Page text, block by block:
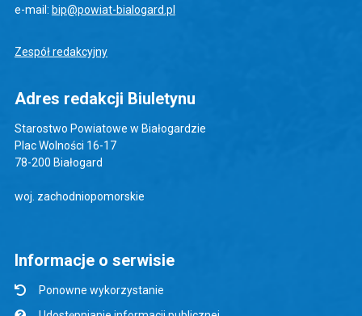
e-mail: bip@powiat-bialogard.pl
Zespół redakcyjny
Adres redakcji Biuletynu
Starostwo Powiatowe w Białogardzie
Plac Wolności 16-17
78-200 Białogard
woj. zachodniopomorskie
Informacje o serwisie
Ponowne wykorzystanie